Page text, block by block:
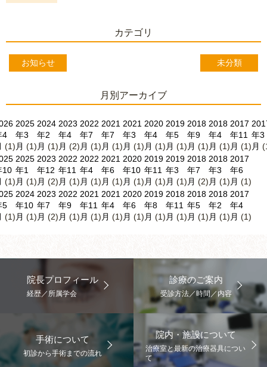
カテゴリ
お知らせ 未分類
月別アーカイブ
4
(1)
10
(1)
5
(1)
2025
年3
月 (1)
2025
年1
月 (1)
2024
年10
月 (1)
2024
年2
月 (1)
2023
年12
月 (2)
2023
年7
月 (2)
2023
年4
月 (2)
2022
年11
月 (1)
2022
年9
月 (1)
2022
年7
月 (1)
2022
年4
月 (1)
2021
年11
月 (1)
2021
年7
月 (1)
2021
年6
月 (1)
2021
年4
月 (1)
2021
年3
月 (1)
2020
年10
月 (1)
2020
年6
月 (1)
2020
年4
月 (1)
2019
年11
月 (1)
2019
年8
月 (1)
2019
年5
月 (1)
2019
年3
月 (1)
2018
年11
月 (1)
2018
年9
月 (1)
2018
年7
月 (2)
2018
年5
月 (1)
2018
年4
月 (1)
2018
年3
月 (1)
2018
年2
月 (1)
2017
年11
月 (1)
2017
年6
月 (1)
2017
年4
月 (1)
年3
月
院長プロフィール
経歴／所属学会
診療のご案内
受診方法／時間／内容
手術について
初診から手術までの流れ
院内・施設について
治療室と最新の治療器具につい
て